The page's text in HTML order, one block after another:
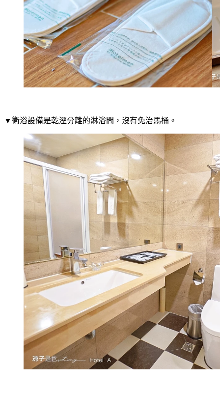
▼衛浴設備是乾溼分離的淋浴間，沒有免治馬桶。